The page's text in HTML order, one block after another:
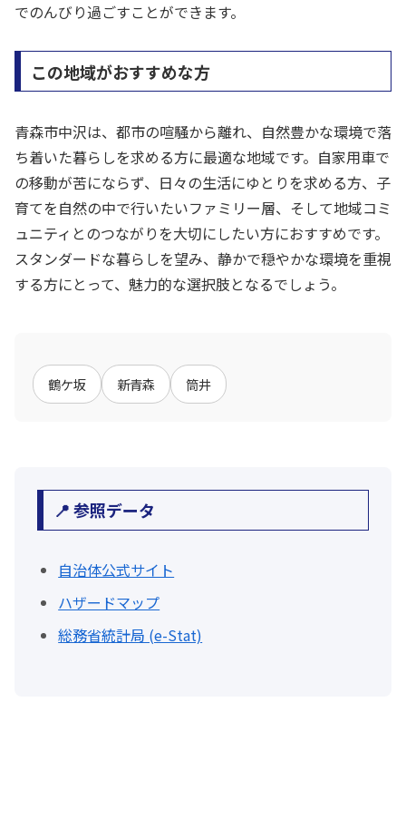
でのんびり過ごすことができます。
この地域がおすすめな方
青森市中沢は、都市の喧騒から離れ、自然豊かな環境で落
ち着いた暮らしを求める方に最適な地域です。自家用車で
の移動が苦にならず、日々の生活にゆとりを求める方、子
育てを自然の中で行いたいファミリー層、そして地域コミ
ュニティとのつながりを大切にしたい方におすすめです。
スタンダードな暮らしを望み、静かで穏やかな環境を重視
する方にとって、魅力的な選択肢となるでしょう。
鶴ケ坂 新青森 筒井
📍 参照データ
自治体公式サイト
ハザードマップ
総務省統計局 (e-Stat)